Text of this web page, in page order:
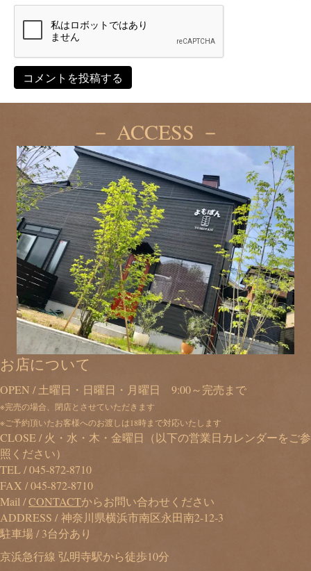
－ ACCESS －
お店について
OPEN / 土曜日・日曜日・月曜日 9:00～完売まで
※完売の場合、閉店とさせていただきます
※ご予約頂いたお客様へのお渡しは18時まで対応いたします
CLOSE / 火・水・木・金曜日（以下の営業日カレンダーをご参
照ください）
TEL /045-872-8710
FAX / 045-872-8710
Mail /CONTACTからお問い合わせください
ADDRESS / 神奈川県横浜市南区永田南2-12-3
駐車場 / 3台分あり
京浜急行線 弘明寺駅から徒歩10分